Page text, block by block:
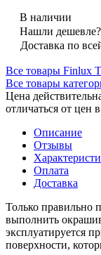
В наличии
Нашли дешевле?
Доставка по
Все товары Finlux
Все товары
Цена
отличаться от цен
Описание
Отзывы
Оплата
Доставка
Только правильно
выполнить
эксплуатируется
поверхности,